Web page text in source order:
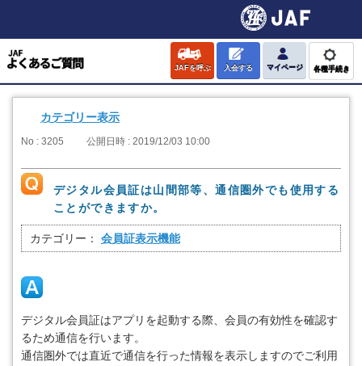
JAFを呼ぶ 入会する マイページ 各種手続き
カテゴリー表示
No : 3205 公開日時 : 2019/12/03 10:00
デジタル会員証は山間部等、通信圏外でも使用する
ことができますか。
カテゴリー： 会員証表示機能
デジタル会員証はアプリを起動する際、会員の有効性を確認す
るため通信を行います。
通信圏外では直近で通信を行った情報を表示しますのでご利用